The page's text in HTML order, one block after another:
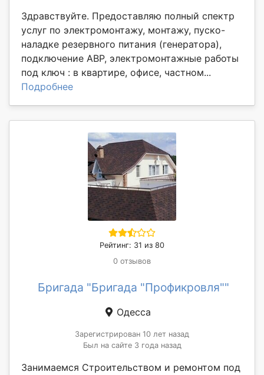
Здравствуйте. Предоставляю полный спектр
услуг по электромонтажу, монтажу, пуско-
наладке резервного питания (генератора),
подключение АВР, электромонтажные работы
под ключ : в квартире, офисе, частном...
Подробнее
Рейтинг: 31 из 80
0 отзывов
Бригада "Бригада "Профикровля""
Одесса
Зарегистрирован 10 лет назад
Был на сайте 3 года назад
Занимаемся Строительством и ремонтом под